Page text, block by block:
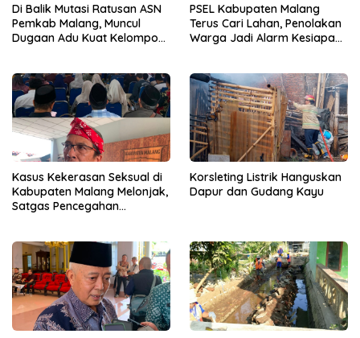
Di Balik Mutasi Ratusan ASN
Pemkab Malang, Muncul
Dugaan Adu Kuat Kelompok
PSEL Kabupaten Malang
Terus Cari Lahan, Penolakan
Warga Jadi Alarm Kesiapan
Kasus Kekerasan Seksual di
Kabupaten Malang Melonjak,
Satgas Pencegahan
Korsleting Listrik Hanguskan
Dapur dan Gudang Kayu